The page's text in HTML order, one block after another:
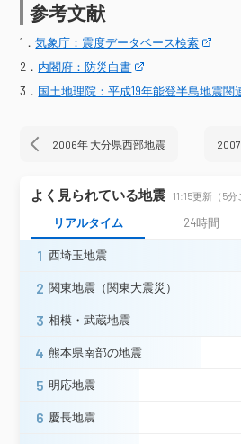
新潟県
長岡市中之島（旧）
長岡市上岩井＊
長岡市与板町与板（
長岡市小島谷＊ 長
小千谷市土川＊
加
十日町市松之山（旧
田上町原ケ崎新田＊
阿賀野市岡山町＊
阿賀野市姥ヶ橋（旧
阿賀町鹿瀬中学校＊
新潟市小須戸＊
参考文献
1．気象庁：震度データベース検索
2． 内閣府：防災白書
3． 国土地理院：平成19年能登半島地震関
2006年 大分県西部地震
よく見られている地震 11:15更新（5分
リアルタイム 24時間
1 西埼玉地震
2 関東地震（関東大震災）
3 相模・武蔵地震
4 熊本県南部の地震
5 明応地震
6 慶長地震